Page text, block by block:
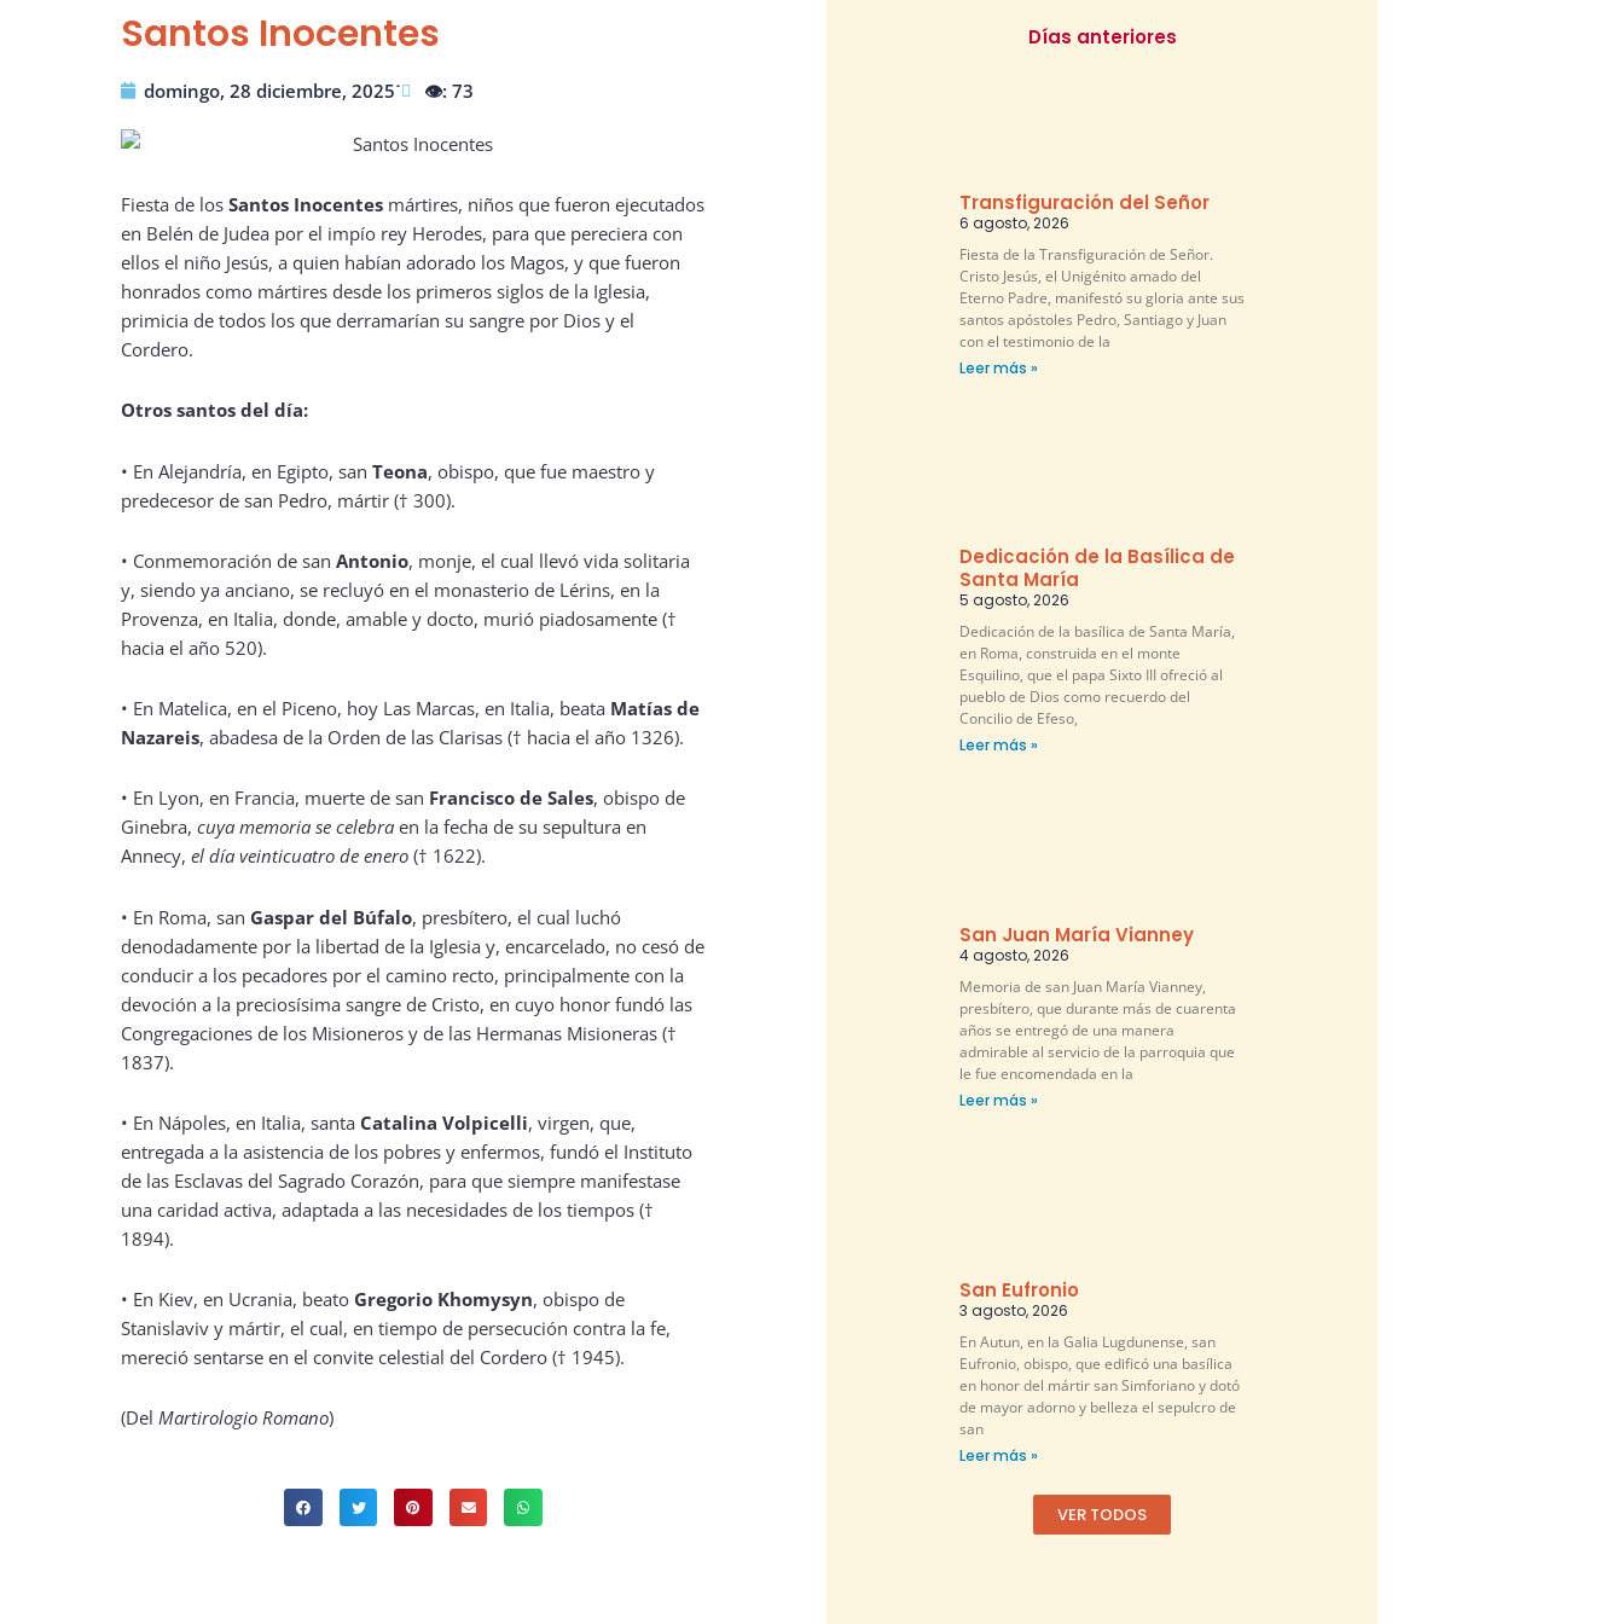
Santos Inocentes
domingo, 28 diciembre, 2025˙ 👁️: 73
Fiesta de los Santos Inocentes mártires, niños que fueron ejecutados
en Belén de Judea por el impío rey Herodes, para que pereciera con
ellos el niño Jesús, a quien habían adorado los Magos, y que fueron
honrados como mártires desde los primeros siglos de la Iglesia,
primicia de todos los que derramarían su sangre por Dios y el
Cordero.
Otros santos del día:
• En Alejandría, en Egipto, san Teona, obispo, que fue maestro y
predecesor de san Pedro, mártir († 300).
• Conmemoración de san Antonio, monje, el cual llevó vida solitaria
y, siendo ya anciano, se recluyó en el monasterio de Lérins, en la
Provenza, en Italia, donde, amable y docto, murió piadosamente (†
hacia el año 520).
• En Matelica, en el Piceno, hoy Las Marcas, en Italia, beata Matías de
Nazareis, abadesa de la Orden de las Clarisas († hacia el año 1326).
• En Lyon, en Francia, muerte de san Francisco de Sales, obispo de
Ginebra, cuya memoria se celebra en la fecha de su sepultura en
Annecy, el día veinticuatro de enero († 1622).
• En Roma, san Gaspar del Búfalo, presbítero, el cual luchó
denodadamente por la libertad de la Iglesia y, encarcelado, no cesó de
conducir a los pecadores por el camino recto, principalmente con la
devoción a la preciosísima sangre de Cristo, en cuyo honor fundó las
Congregaciones de los Misioneros y de las Hermanas Misioneras (†
1837).
• En Nápoles, en Italia, santa Catalina Volpicelli, virgen, que,
entregada a la asistencia de los pobres y enfermos, fundó el Instituto
de las Esclavas del Sagrado Corazón, para que siempre manifestase
una caridad activa, adaptada a las necesidades de los tiempos (†
1894).
• En Kiev, en Ucrania, beato Gregorio Khomysyn, obispo de
Stanislaviv y mártir, el cual, en tiempo de persecución contra la fe,
mereció sentarse en el convite celestial del Cordero († 1945).
(Del Martirologio Romano)
Días anteriores
Transfiguración del Señor
6 agosto, 2026
Fiesta de la Transfiguración de Señor.
Cristo Jesús, el Unigénito amado del
Eterno Padre, manifestó su gloria ante sus
santos apóstoles Pedro, Santiago y Juan
con el testimonio de la
Leer más »
Dedicación de la Basílica de
Santa María
5 agosto, 2026
Dedicación de la basílica de Santa María,
en Roma, construida en el monte
Esquilino, que el papa Sixto III ofreció al
pueblo de Dios como recuerdo del
Concilio de Efeso,
Leer más »
San Juan María Vianney
4 agosto, 2026
Memoria de san Juan María Vianney,
presbítero, que durante más de cuarenta
años se entregó de una manera
admirable al servicio de la parroquia que
le fue encomendada en la
Leer más »
San Eufronio
3 agosto, 2026
En Autun, en la Galia Lugdunense, san
Eufronio, obispo, que edificó una basílica
en honor del mártir san Simforiano y dotó
de mayor adorno y belleza el sepulcro de
san
Leer más »
VER TODOS